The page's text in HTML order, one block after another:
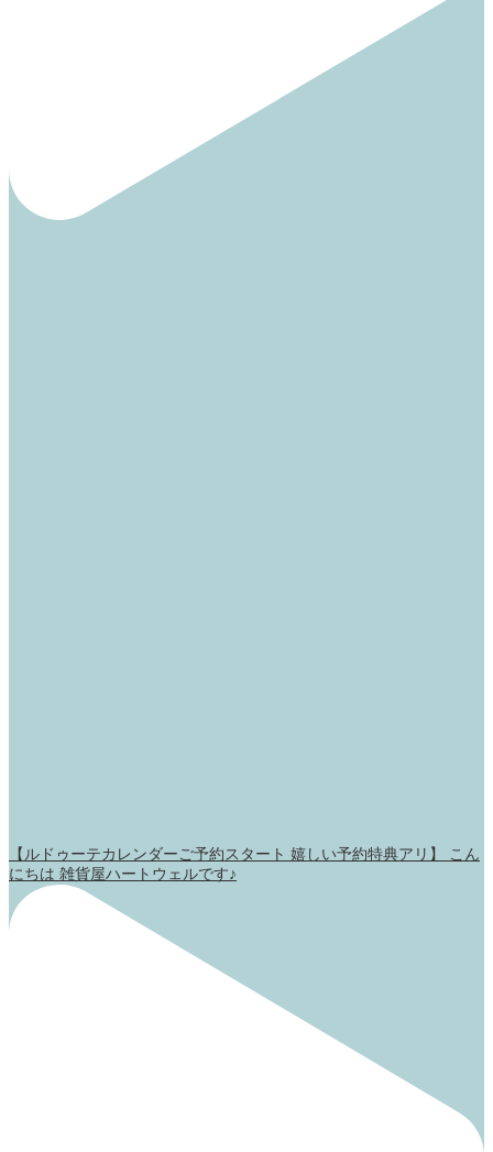
【ルドゥーテカレンダーご予約スタート 嬉しい予約特典アリ】 こん
にちは 雑貨屋ハートウェルです♪